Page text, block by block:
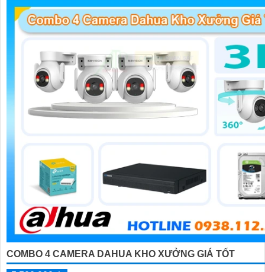
COMBO 4 CAMERA DAHUA KHO XƯỞNG GIÁ TỐT